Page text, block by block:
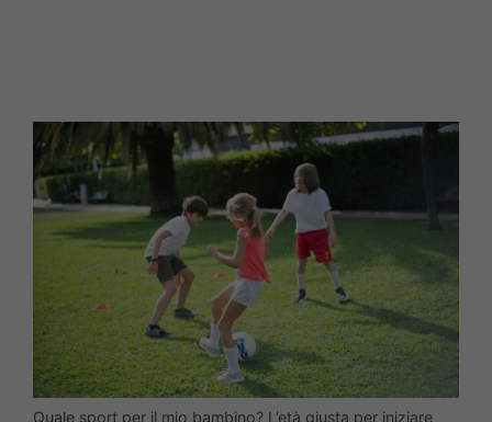
Quale sport per il mio bambino? L’età giusta per iniziare